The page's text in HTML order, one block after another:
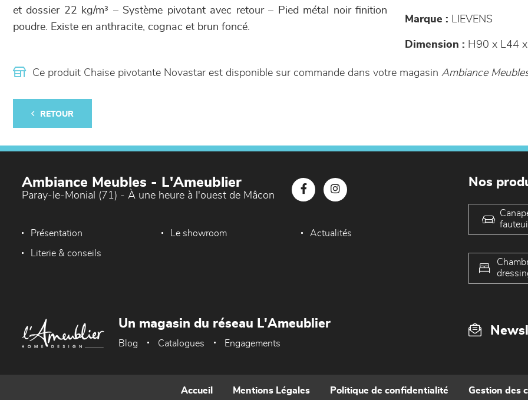
et dossier 22 kg/m³ – Système pivotant avec retour – Pied métal noir finition
poudre. Existe en anthracite, cognac et brun foncé.
Marque : LIEVENS
Dimension : H90 x L44
Ce produit Chaise pivotante Novastar est disponible sur commande dans votre magasin Ambiance
RETOUR
Ambiance Meubles - L'Ameublier
Paray-le-Monial (71) - À une heure à l'ouest de Mâcon
Présentation Le showroom Actualités
Literie & conseils
Nos
Un magasin du réseau L'Ameublier
Blog Catalogues Engagements
Accueil Mentions Légales Politique de confidentialité Gestion des